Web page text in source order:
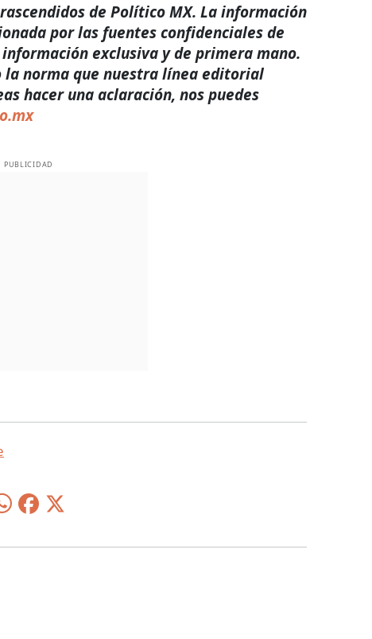
de Político MX. La información
por las fuentes confidenciales de
exclusiva y de primera mano.
la norma que nuestra línea editorial
hacer una aclaración, nos puedes
PUBLICIDAD